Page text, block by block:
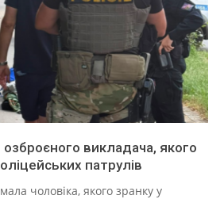
озброєного викладача, якого
патрулів
чоловіка, якого зранку у